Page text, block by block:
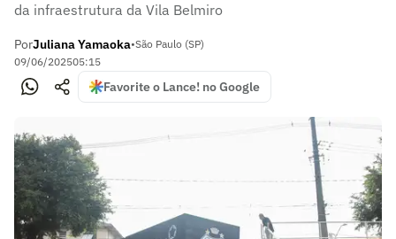
da infraestrutura da Vila Belmiro
PorJuliana Yamaoka•São Paulo (SP)
09/06/202505:15
Favorite o Lance! no Google